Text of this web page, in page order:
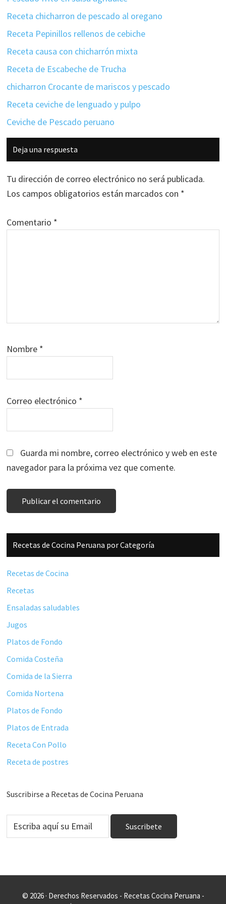
Receta chicharron de pescado al oregano
Receta Pepinillos rellenos de cebiche
Receta causa con chicharrón mixta
Receta de Escabeche de Trucha
chicharron Crocante de mariscos y pescado
Receta ceviche de lenguado y pulpo
Ceviche de Pescado peruano
Interacciones
con
los
lectores
Deja una respuesta
Tu dirección de correo electrónico no será publicada.
Los campos obligatorios están marcados con *
Comentario *
Nombre *
Correo electrónico *
Guarda mi nombre, correo electrónico y web en este
navegador para la próxima vez que comente.
Barra
lateral
principal
Recetas de Cocina Peruana por Categoría
Recetas de Cocina
Recetas
Ensaladas saludables
Jugos
Platos de Fondo
Comida Costeña
Comida de la Sierra
Comida Nortena
Platos de Fondo
Platos de Entrada
Receta Con Pollo
Receta de postres
Suscribirse a Recetas de Cocina Peruana
© 2026 · Derechos Reservados - Recetas Cocina Peruana -